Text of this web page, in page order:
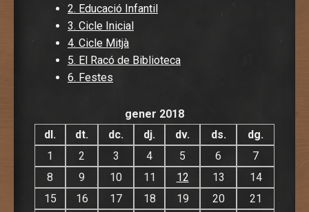
2. Educació Infantil
3. Cicle Inicial
4. Cicle Mitjà
5. El Racó de Biblioteca
6. Festes
gener 2018
dl.
dt. dc. dj. dv. ds. dg.
1 2 3 4 5 6
7
8
9 10 11 12 13
14
15
16 17 18 19 20
21